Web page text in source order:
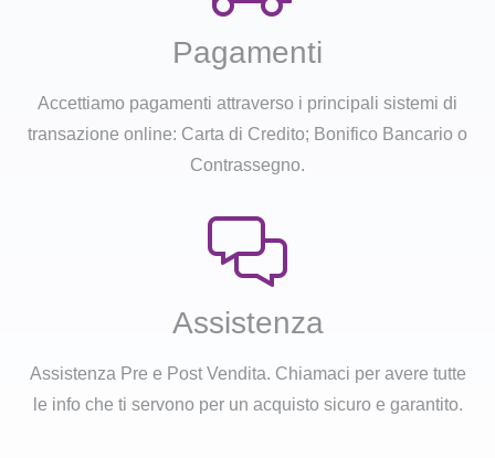
Pagamenti
Accettiamo pagamenti attraverso i principali sistemi di
transazione online: Carta di Credito; Bonifico Bancario o
Contrassegno.
Assistenza
Assistenza Pre e Post Vendita. Chiamaci per avere tutte
le info che ti servono per un acquisto sicuro e garantito.